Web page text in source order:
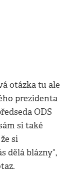
otázka tu ale
prezidenta
ODS
si také
si
dělá blázny“,